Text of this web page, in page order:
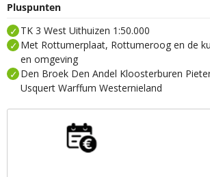
Pluspunten
TK 3 West Uithuizen 1:50.000
Met Rottumerplaat, Rottumeroog en de
en omgeving
Den Broek Den Andel Kloosterburen
Usquert Warffum Westernieland